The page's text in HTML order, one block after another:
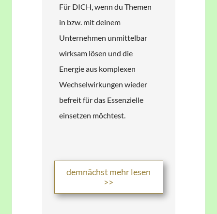
Für DICH, wenn du ​Themen ​
in ​bzw. mit deinem
Unternehmen unmittelbar
wirksam lösen und ​die
Energie ​aus ​komplexen
Wechselwirkungen wieder
befreit für das Essenzielle
einsetzen möchtest.​
​demnächst mehr lesen
>>